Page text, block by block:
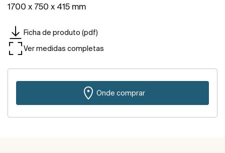
1700 x 750 x 415 mm
Ficha de produto (pdf)
Ver medidas completas
Onde comprar